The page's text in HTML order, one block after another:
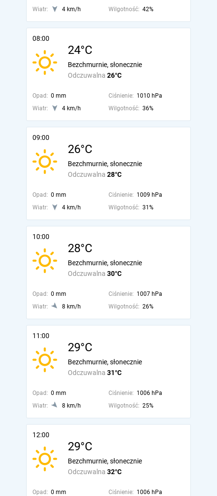
Wiatr: 4 km/h Wilgotność: 42%
08:00
24°C
Odczuwalna 26°C
Bezchmurnie, słonecznie
Opad: 0 mm Ciśnienie: 1010 hPa
Wiatr:
4 km/h Wilgotność: 36%
09:00
26°C
Odczuwalna 28°C
Bezchmurnie, słonecznie
Opad: 0 mm Ciśnienie: 1009 hPa
Wiatr:
4 km/h Wilgotność: 31%
10:00
28°C
Odczuwalna 30°C
Bezchmurnie, słonecznie
Opad: 0 mm Ciśnienie: 1007 hPa
Wiatr:
8 km/h Wilgotność: 26%
11:00
29°C
Odczuwalna 31°C
Bezchmurnie, słonecznie
Opad: 0 mm Ciśnienie: 1006 hPa
Wiatr:
8 km/h Wilgotność: 25%
12:00
29°C
Odczuwalna 32°C
Bezchmurnie, słonecznie
Opad: 0 mm Ciśnienie: 1006 hPa